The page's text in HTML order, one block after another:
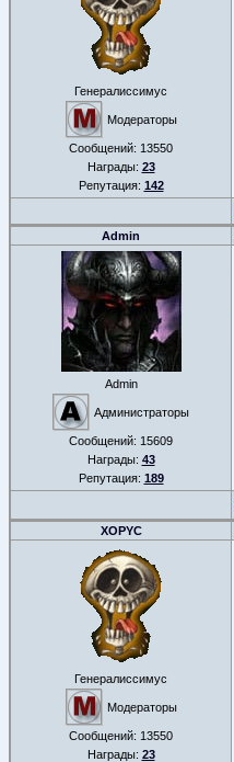
Генералиссимус
Модераторы
Сообщений: 13550
Награды: 23
Репутация: 142
Admin
Admin
Администраторы
Сообщений: 15609
Награды: 43
Репутация: 189
XOPYC
Генералиссимус
Модераторы
Сообщений: 13550
Награды: 23